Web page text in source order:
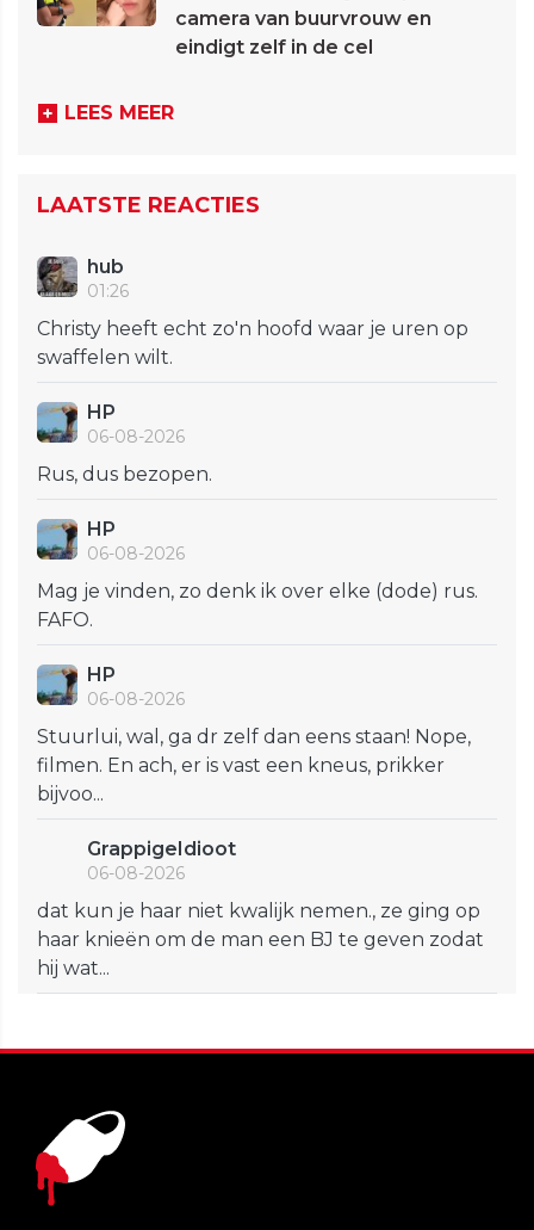
camera van buurvrouw en
eindigt zelf in de cel
LEES MEER
LAATSTE REACTIES
hub
01:26
Christy heeft echt zo'n hoofd waar je uren op
swaffelen wilt.
HP
06-08-2026
Rus, dus bezopen.
HP
06-08-2026
Mag je vinden, zo denk ik over elke (dode) rus.
FAFO.
HP
06-08-2026
Stuurlui, wal, ga dr zelf dan eens staan! Nope,
filmen. En ach, er is vast een kneus, prikker
bijvoo...
GrappigeIdioot
06-08-2026
dat kun je haar niet kwalijk nemen., ze ging op
haar knieën om de man een BJ te geven zodat
hij wat...